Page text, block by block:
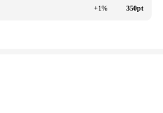
+1% 350pt